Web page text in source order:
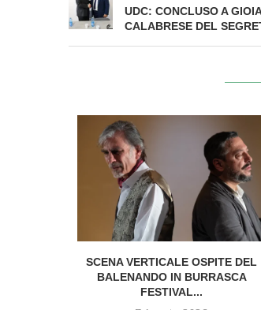
UDC: CONCLUSO A
CALABRESE DEL
SCENA VERTICALE OSPITE DEL
BALENANDO IN BURRASCA
FESTIVAL...